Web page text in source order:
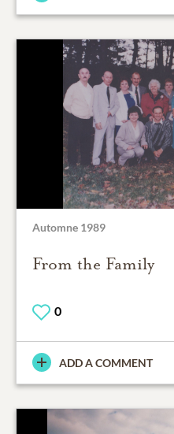
Automne 1989
From the Family
0
ADD A COMMENT